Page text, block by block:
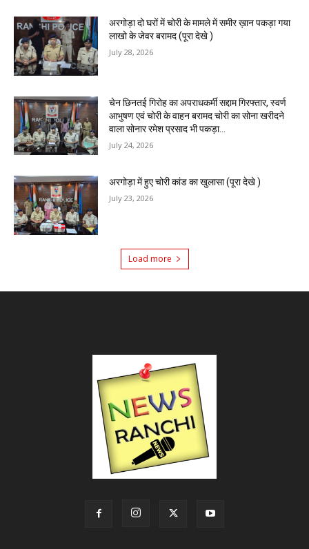
अरगोड़ा दो घरों में चोरी के मामले में समीर ख़ान पकड़ा गया
लाखो के जेवर बरामद (पूरा देखे )
July 28, 2026
चेन छिनतई गिरोह का अपराधकर्मी सद्दाम गिरफ्तार, स्वर्ण
आभुषण एवं चोरी के वाहन बरामद चोरी का सोना खरीदने
वाला सोनार रमेश प्रसाद भी पकड़ा...
July 24, 2026
अरगोड़ा में हुए चोरी कांड का खुलासा (पूरा देखे )
July 23, 2026
Load more